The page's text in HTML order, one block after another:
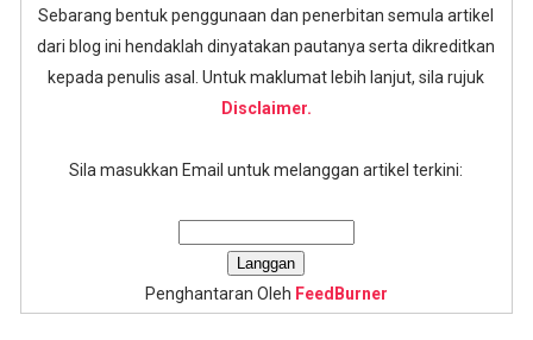
Sebarang bentuk penggunaan dan penerbitan semula artikel
dari blog ini hendaklah dinyatakan pautanya serta dikreditkan
kepada penulis asal. Untuk maklumat lebih lanjut, sila rujuk
Disclaimer.
Sila masukkan Email untuk melanggan artikel terkini:
Penghantaran Oleh FeedBurner